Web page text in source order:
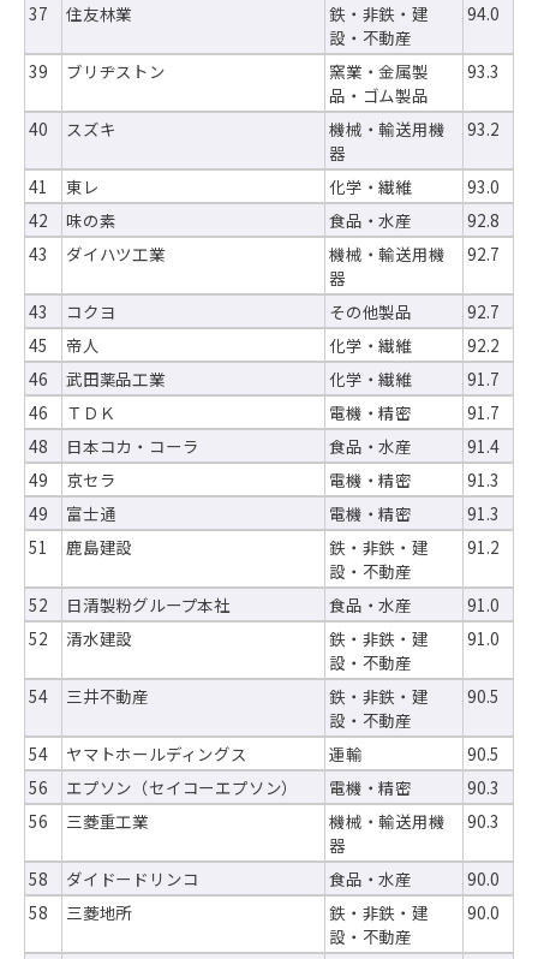
37
住友林業
鉄・非鉄・建
設・不動産
94.0
39 ブリヂストン
窯業・金属製
品・ゴム製品
93.3
40 スズキ
機械・輸送用機
器
93.2
41 東レ 化学・繊維
93.0
42
味の素 食品・水産
92.8
43
ダイハツ工業
機械・輸送用機
器
92.7
43 コクヨ その他製品
92.7
45
帝人 化学・繊維
92.2
46
武田薬品工業 化学・繊維
91.7
46
ＴＤＫ 電機・精密
91.7
48
日本コカ・コーラ 食品・水産
91.4
49
京セラ 電機・精密
91.3
49
富士通 電機・精密
91.3
51
鹿島建設
鉄・非鉄・建
設・不動産
91.2
52 日清製粉グループ本社 食品・水産
91.0
52
清水建設
鉄・非鉄・建
設・不動産
91.0
54 三井不動産
鉄・非鉄・建
設・不動産
90.5
54 ヤマトホールディングス 運輸
90.5
56
エプソン（セイコーエプソン） 電機・精密
90.3
56
三菱重工業
機械・輸送用機
器
90.3
58 ダイドードリンコ 食品・水産
90.0
58
三菱地所
鉄・非鉄・建
設・不動産
90.0